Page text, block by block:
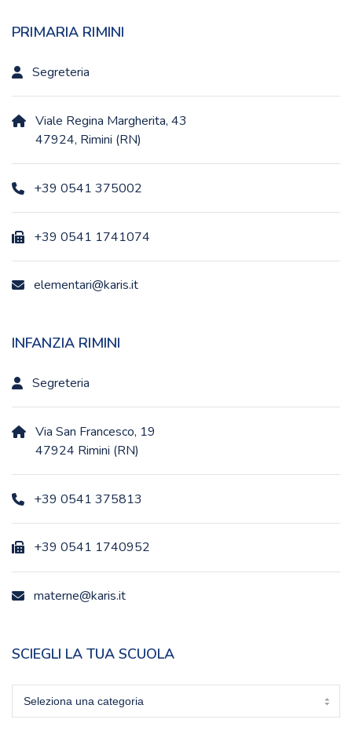
PRIMARIA RIMINI
Segreteria
Viale Regina Margherita, 43
47924, Rimini (RN)
+39 0541 375002
+39 0541 1741074
elementari@karis.it
INFANZIA RIMINI
Segreteria
Via San Francesco, 19
47924 Rimini (RN)
+39 0541 375813
+39 0541 1740952
materne@karis.it
SCIEGLI LA TUA SCUOLA
Sciegli